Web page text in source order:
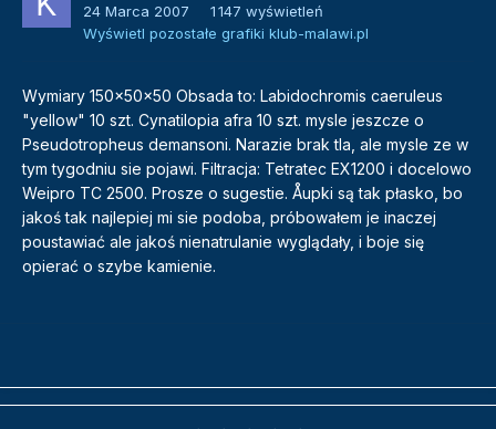
24 Marca 2007
1 147 wyświetleń
Wyświetl pozostałe grafiki klub-malawi.pl
Wymiary 150x50x50 Obsada to: Labidochromis caeruleus
"yellow" 10 szt. Cynatilopia afra 10 szt. mysle jeszcze o
Pseudotropheus demansoni. Narazie brak tla, ale mysle ze w
tym tygodniu sie pojawi. Filtracja: Tetratec EX1200 i docelowo
Weipro TC 2500. Prosze o sugestie. Åupki są tak płasko, bo
jakoś tak najlepiej mi sie podoba, próbowałem je inaczej
poustawiać ale jakoś nienatrulanie wyglądały, i boje się
opierać o szybe kamienie.